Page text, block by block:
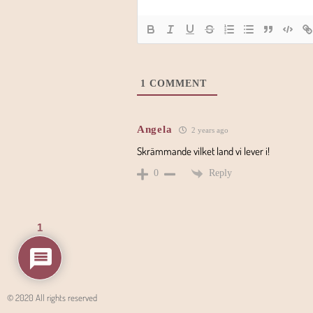
1 COMMENT
Angela 2 years ago
Skrämmande vilket land vi lever i!
0 Reply
© 2020 All rights reserved
1